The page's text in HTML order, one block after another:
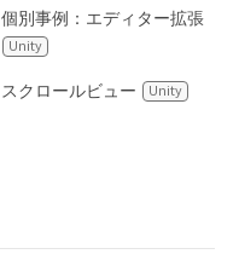
個別事例：エディター拡張
Unity
スクロールビュー Unity